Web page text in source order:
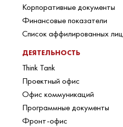
Корпоративные документы
Финансовые показатели
Список аффилированных лиц
ДЕЯТЕЛЬНОСТЬ
Think Tank
Проектный офис
Офис коммуникаций
Программные документы
Фронт-офис